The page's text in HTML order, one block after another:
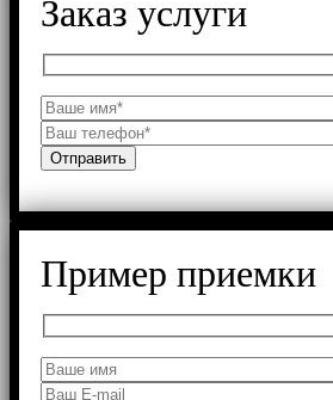
Заказ услуги
Пример приемки